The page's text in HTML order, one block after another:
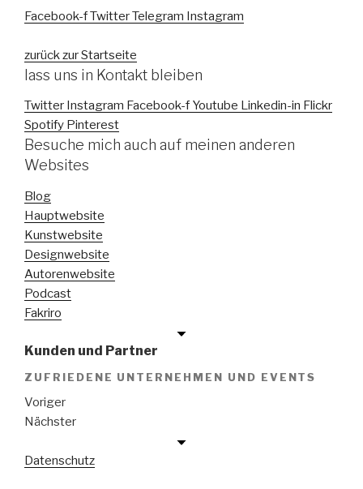
Facebook-fTwitterTelegram Instagram
zurück zur Startseite
lass uns in Kontakt bleiben
Twitter Instagram Facebook-f Youtube Linkedin-in Flickr
Spotify Pinterest
Besuche mich auch auf meinen anderen
Websites
Blog
Hauptwebsite
Kunstwebsite
Designwebsite
Autorenwebsite
Podcast
Fakriro
Kunden und Partner
ZUFRIEDENE UNTERNEHMEN UND EVENTS
Voriger
Nächster
Datenschutz